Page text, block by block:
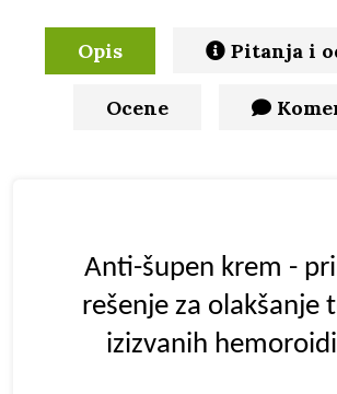
Opis Pitanja i
Ocene
Anti-šupen krem -
rešenje za olakšanje
izizvanih